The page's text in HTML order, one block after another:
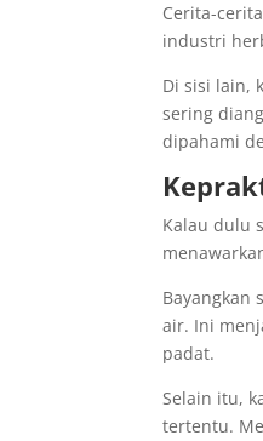
Cerita-
industri
Di sisi lain,
sering
dipahami
Kalau dulu
Bayangkan
air. Ini
padat.
Selain itu,
tertentu.